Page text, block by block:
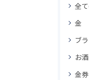
全
金
ブ
お酒
金券